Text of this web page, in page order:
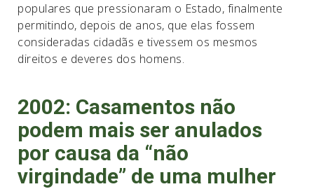
populares que pressionaram o Estado, finalmente
permitindo, depois de anos, que elas fossem
consideradas cidadãs e tivessem os mesmos
direitos e deveres dos homens.
2002: Casamentos não
podem mais ser anulados
por causa da “não
virgindade” de uma mulher